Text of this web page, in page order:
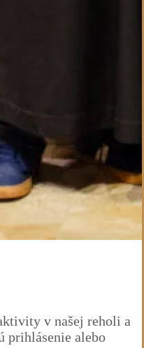
v našej reholi a
prihlásenie alebo